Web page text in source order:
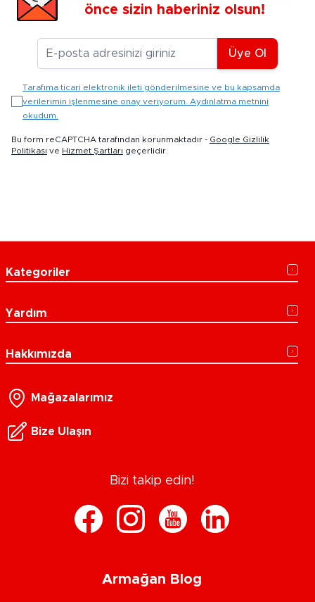
önce sizin haberiniz olsun!
E-posta Adresiniz
Üye Ol
Tarafıma ticari elektronik ileti gönderilmesine ve bu kapsamda
verilerimin işlenmesine onay veriyorum. Aydınlatma metnini
okudum.
Bu form reCAPTCHA tarafından korunmaktadır - Google Gizlilik
Politikası ve Hizmet Şartları geçerlidir.
Kategoriler
Yardım
Hakkımızda
Mağazalarımız
Bize Ulaşın
Bizi takip edin!
Armağan Blog